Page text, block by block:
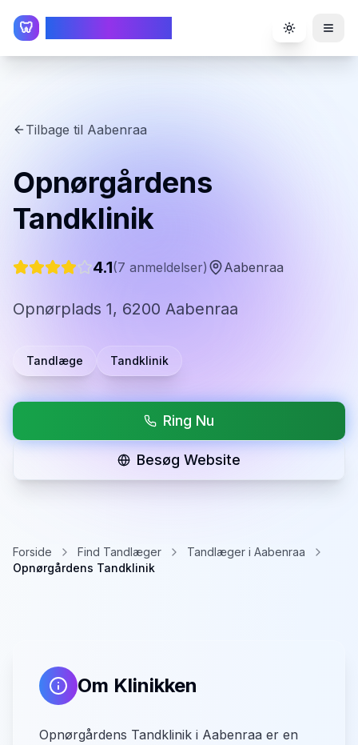
🦷 Toggle
Tilbage til Aabenraa
Opnørgårdens
Tandklinik
4.1(7 anmeldelser) Aabenraa
Opnørplads 1, 6200 Aabenraa
Tandlæge Tandklinik
Ring Nu
Besøg Website
Forside Find Tandlæger
Tandlæger i Aabenraa
Opnørgårdens Tandklinik
Om Klinikken
Opnørgårdens Tandklinik i Aabenraa er en